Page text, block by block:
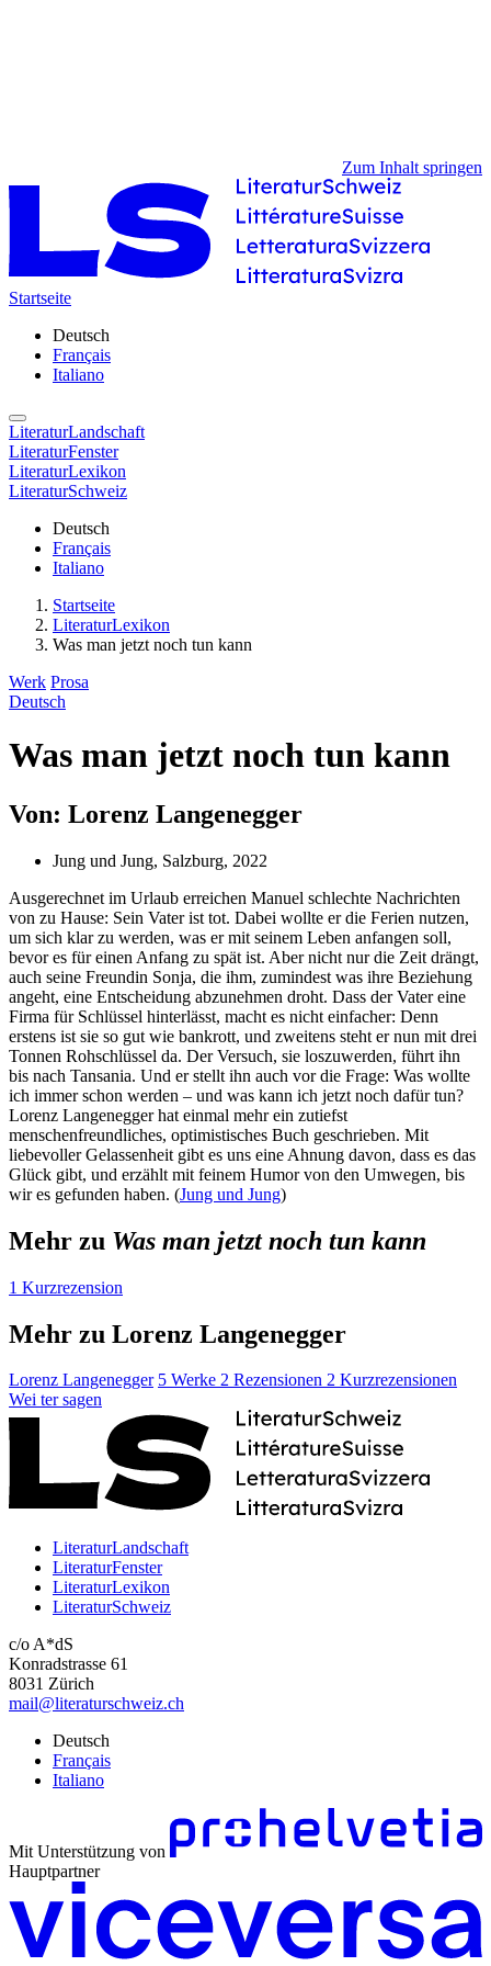
Zum Inhalt springen
Startseite
Deutsch
Français
Italiano
LiteraturLandschaft
LiteraturFenster
LiteraturLexikon
LiteraturSchweiz
Deutsch
Français
Italiano
Startseite
LiteraturLexikon
Was man jetzt noch tun kann
Werk Prosa
Deutsch
Was man jetzt noch tun kann
Von: Lorenz Langenegger
Jung und Jung, Salzburg, 2022
Ausgerechnet im Urlaub erreichen Manuel schlechte Nachrichten
von zu Hause: Sein Vater ist tot. Dabei wollte er die Ferien nutzen,
um sich klar zu werden, was er mit seinem Leben anfangen soll,
bevor es für einen Anfang zu spät ist. Aber nicht nur die Zeit drängt,
auch seine Freundin Sonja, die ihm, zumindest was ihre Beziehung
angeht, eine Entscheidung abzunehmen droht. Dass der Vater eine
Firma für Schlüssel hinterlässt, macht es nicht einfacher: Denn
erstens ist sie so gut wie bankrott, und zweitens steht er nun mit drei
Tonnen Rohschlüssel da. Der Versuch, sie loszuwerden, führt ihn
bis nach Tansania. Und er stellt ihn auch vor die Frage: Was wollte
ich immer schon werden – und was kann ich jetzt noch dafür tun?
Lorenz Langenegger hat einmal mehr ein zutiefst
menschenfreundliches, optimistisches Buch geschrieben. Mit
liebevoller Gelassenheit gibt es uns eine Ahnung davon, dass es das
Glück gibt, und erzählt mit feinem Humor von den Umwegen, bis
wir es gefunden haben. (Jung und Jung)
Mehr zu Was man jetzt noch tun kann
1 Kurzrezension
Mehr zu Lorenz Langenegger
Lorenz Langenegger 5 Werke 2 Rezensionen 2 Kurzrezensionen
Wei ter sagen
LiteraturLandschaft
LiteraturFenster
LiteraturLexikon
LiteraturSchweiz
c/o A*dS
Konradstrasse 61
8031 Zürich
mail@literaturschweiz.ch
Deutsch
Français
Italiano
Mit Unterstützung von
Hauptpartner